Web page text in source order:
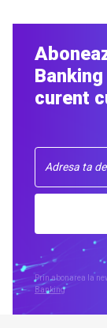
curent
Prin abonarea la
Banking